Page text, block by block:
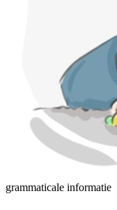
grammaticale informatie